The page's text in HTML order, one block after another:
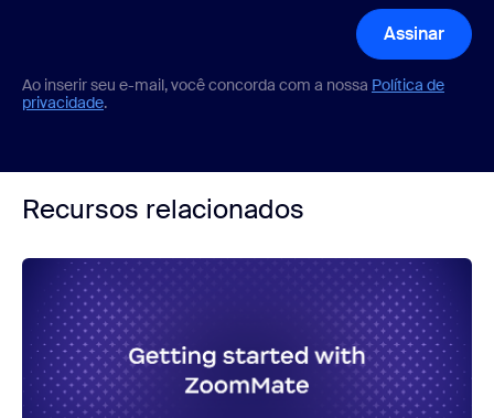
Assinar
Ao inserir seu e-mail, você concorda com a nossa Política de
privacidade.
Recursos relacionados